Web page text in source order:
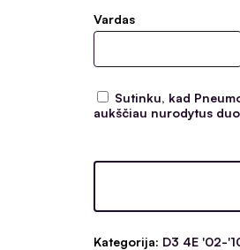
Vardas
Sutinku, kad
aukščiau nurodytus
Kategorija: D3 4E '02-